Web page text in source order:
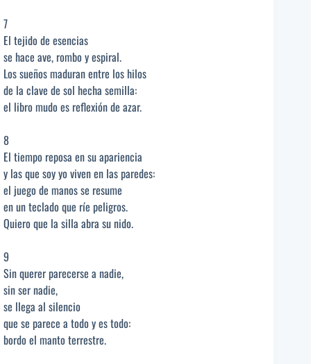
7
El tejido de esencias
se hace ave, rombo y espiral.
Los sueños maduran entre los hilos
de la clave de sol hecha semilla:
el libro mudo es reflexión de azar.
8
El tiempo reposa en su apariencia
y las que soy yo viven en las paredes:
el juego de manos se resume
en un teclado que ríe peligros.
Quiero que la silla abra su nido.
9
Sin querer parecerse a nadie,
sin ser nadie,
se llega al silencio
que se parece a todo y es todo:
bordo el manto terrestre.